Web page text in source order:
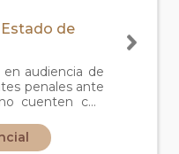
de
audiencia de
penales ante
cuenten con